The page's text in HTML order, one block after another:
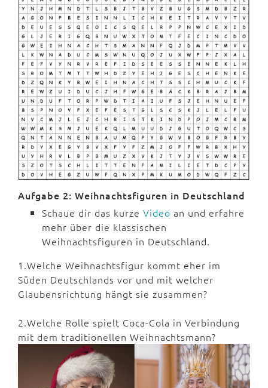
Aufgabe 2: Weihnachtsfiguren in Deutschland
Schaue dir das kurze Video an und erfahre
mehr über die klassischen
Weihnachtsfiguren in Deutschland.
1.Welche Weihnachtsfigur kommt eher im
Süden Deutschlands vor und mit welcher
Glaubensrichtung hängt sie zusammen?
2.Welche Rolle spielt Coca-Cola in Verbindung
mit dem traditionellen Weihnachtsmann?